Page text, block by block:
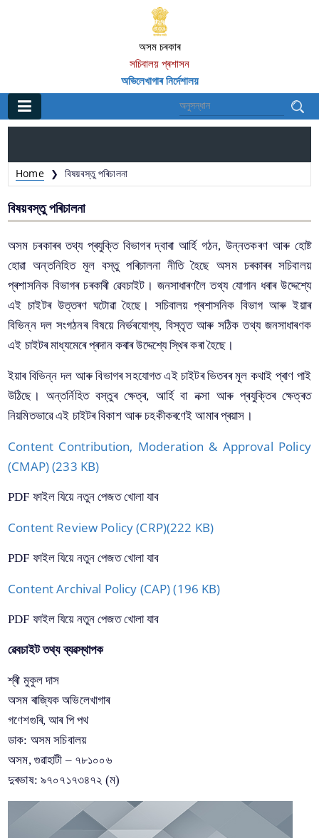
অসম চৰকাৰ
সচিবালয় প্ৰশাসন
অভিলেখাগাৰ নিৰ্দেশালয়
সূচনা আৰু সেৱা
গৱেষণা সুবিধাসমূহ
প্ৰশিক্ষণ কাৰ্য্যক্ৰম
গৱেষক বিদ্বানসকল (১৯৮৭-বৰ্তমানলৈ)
ৰেকৰ্ড ব্যৱস্থাপন
জন সজাগতা কাৰ্য্যক্ৰম
সংৰক্ষণ
কেন্দ্ৰীয় সাহাৰ্য্য
ডিজিটেলকৰণ
We have tried to link all Information & Services
কাগজপত্র
A document repository where all types of the
documents of the organization can be searched
and located in the shortest possible time.
আমাৰ সম্পর্কে
আমাৰ পৰিচয়
আমি যি কৰো
Home ❯ বিষয়বস্তু পৰিচালনা
বিষয়বস্তু পৰিচালনা
অসম চৰকাৰৰ তথ্য প্ৰযুক্তি বিভাগৰ দ্বাৰা আৰ্হি গঠন, উন্নতকৰণ আৰু হোষ্ট
হোৱা অন্তনিহিত মূল বস্তু পৰিচালনা নীতি হৈছে অসম চৰকাৰৰ সচিবালয়
প্ৰশাসনিক বিভাগৰ চৰকাৰী ৱেবচাইট। জনসাধাৰণলৈ তথ্য যোগান ধৰাৰ উদ্দেশ্যে
এই চাইটৰ উত্তৰণ ঘটোৱা হৈছে। সচিবালয় প্ৰশাসনিক বিভাগ আৰু ইয়াৰ
বিভিন্ন দল সংগঠনৰ বিষয়ে নিৰ্ভৰযোগ্য, বিস্তৃত আৰু সঠিক তথ্য জনসাধাৰণক
এই চাইটৰ মাধ্যমেৰে প্ৰদান কৰাৰ উদ্দেশ্যে স্থিৰ কৰা হৈছে।
ইয়াৰ বিভিন্ন দল আৰু বিভাগৰ সহযোগত এই চাইটৰ ভিতৰৰ মূল কথাই প্ৰাণ পাই
উঠিছে। অন্তৰ্নিহিত বস্তুৰ ক্ষেত্ৰ, আৰ্হি বা নক্সা আৰু প্ৰযুক্তিৰ ক্ষেত্ৰত
নিয়মিতভাৱে এই চাইটৰ বিকাশ আৰু চহকীকৰণেই আমাৰ প্ৰয়াস।
Content Contribution, Moderation & Approval Policy
(CMAP) (233 KB)
PDF ফাইল যিয়ে নতুন পেজত খোলা যাব
Content Review Policy (CRP)(222 KB)
PDF ফাইল যিয়ে নতুন পেজত খোলা যাব
Content Archival Policy (CAP) (196 KB)
PDF ফাইল যিয়ে নতুন পেজত খোলা যাব
ৱেবচাইট তথ্য ব্যৱস্থাপক
শ্ৰী মুকুল দাস
অসম ৰাজ্যিক অভিলেখাগাৰ
গণেশগুৰি, আৰ পি পথ
ডাক: অসম সচিবালয়
অসম, গুৱাহাটী – ৭৮১০০৬
দুৰভাষ: ৯৭০৭১৭৩৪৭২ (ম)